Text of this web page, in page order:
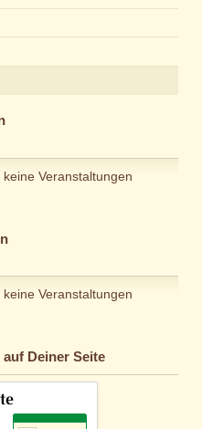
Veranstaltungen
Veranstaltungen
Deiner Seite